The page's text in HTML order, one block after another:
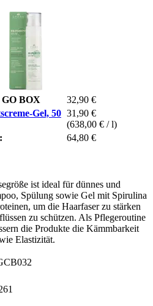
BOX
32,90 €
Gel, 50 31,90 €
(638,00 € / l)
64,80 €
ist ideal für dünnes und
Spülung sowie Gel mit Spirulina
um die Haarfaser zu stärken
zu schützen. Als Pflegeroutine
die Produkte die Kämmbarkeit
Elastizität.